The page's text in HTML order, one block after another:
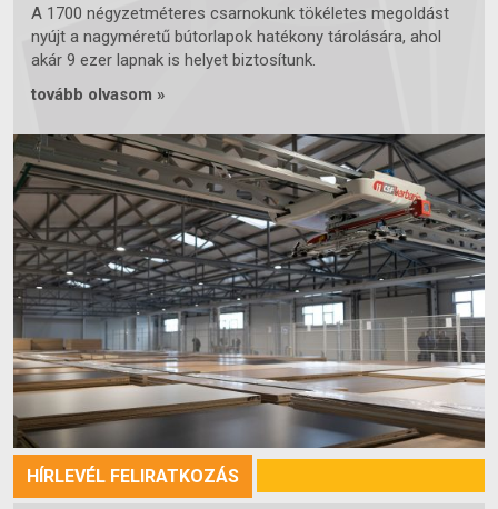
A 1700 négyzetméteres csarnokunk tökéletes megoldást
nyújt a nagyméretű bútorlapok hatékony tárolására, ahol
akár 9 ezer lapnak is helyet biztosítunk.
tovább olvasom »
HÍRLEVÉL FELIRATKOZÁS